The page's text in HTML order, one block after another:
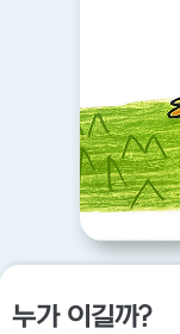
누가 이길까?